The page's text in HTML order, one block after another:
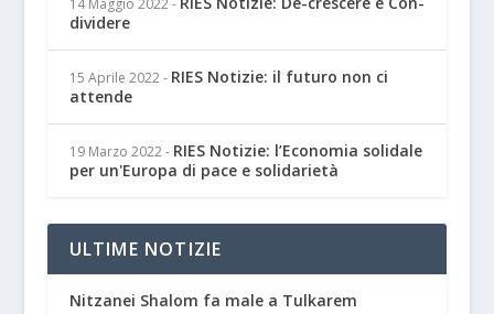
14 Maggio 2022 -
dividere
15 Aprile 2022 - RIES Notizie: il futuro non ci
attende
19 Marzo 2022 - RIES Notizie: l’Economia solidale
per un'Europa di pace e solidarietà
ULTIME NOTIZIE
Nitzanei Shalom fa male a Tulkarem